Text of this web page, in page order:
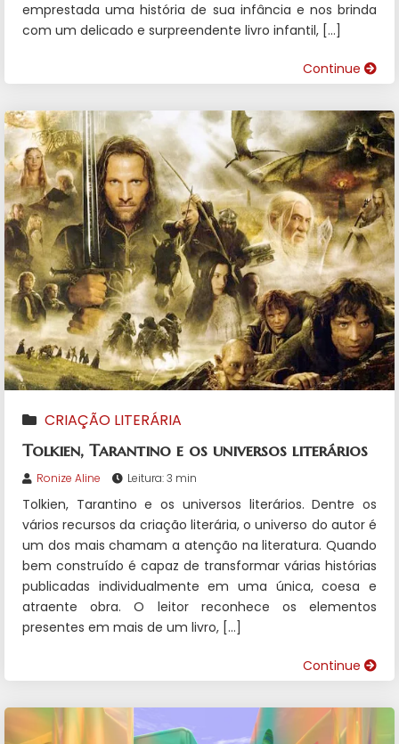
emprestada uma história de sua infância e nos brinda
com um delicado e surpreendente livro infantil, […]
Continue
CRIAÇÃO LITERÁRIA
Tolkien, Tarantino e os universos literários
Ronize Aline Leitura: 3 min
Tolkien, Tarantino e os universos literários. Dentre os
vários recursos da criação literária, o universo do autor é
um dos mais chamam a atenção na literatura. Quando
bem construído é capaz de transformar várias histórias
publicadas individualmente em uma única, coesa e
atraente obra. O leitor reconhece os elementos
presentes em mais de um livro, […]
Continue